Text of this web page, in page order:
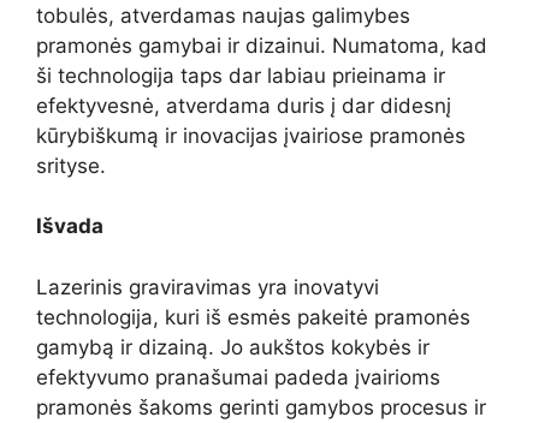
tobulės, atverdamas naujas galimybes
pramonės gamybai ir dizainui. Numatoma, kad
ši technologija taps dar labiau prieinama ir
efektyvesnė, atverdama duris į dar didesnį
kūrybiškumą ir inovacijas įvairiose pramonės
srityse.
Išvada
Lazerinis graviravimas yra inovatyvi
technologija, kuri iš esmės pakeitė pramonės
gamybą ir dizainą. Jo aukštos kokybės ir
efektyvumo pranašumai padeda įvairioms
pramonės šakoms gerinti gamybos procesus ir